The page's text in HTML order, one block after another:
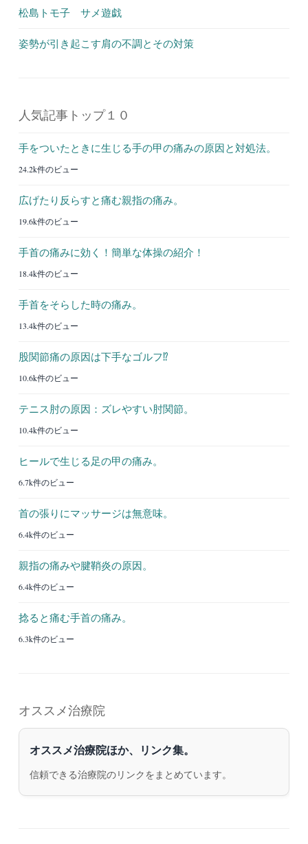
松島トモ子 サメ遊戯
姿勢が引き起こす肩の不調とその対策
人気記事トップ１０
手をついたときに生じる手の甲の痛みの原因と対処法。
24.2k件のビュー
広げたり反らすと痛む親指の痛み。
19.6k件のビュー
手首の痛みに効く！簡単な体操の紹介！
18.4k件のビュー
手首をそらした時の痛み。
13.4k件のビュー
股関節痛の原因は下手なゴルフ⁉︎
10.6k件のビュー
テニス肘の原因：ズレやすい肘関節。
10.4k件のビュー
ヒールで生じる足の甲の痛み。
6.7k件のビュー
首の張りにマッサージは無意味。
6.4k件のビュー
親指の痛みや腱鞘炎の原因。
6.4k件のビュー
捻ると痛む手首の痛み。
6.3k件のビュー
オススメ治療院
オススメ治療院ほか、リンク集。
信頼できる治療院のリンクをまとめています。